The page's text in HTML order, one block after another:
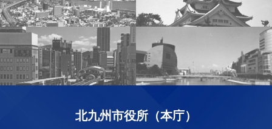
北九州市役所（本庁）